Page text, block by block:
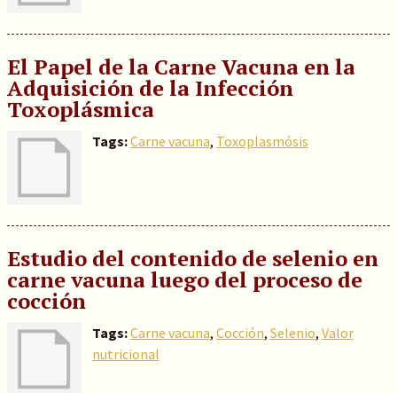
El Papel de la Carne Vacuna en la
Adquisición de la Infección
Toxoplásmica
Tags:Carne vacuna, Toxoplasmósis
Estudio del contenido de selenio en
carne vacuna luego del proceso de
cocción
Tags:Carne vacuna, Cocción, Selenio, Valor
nutricional